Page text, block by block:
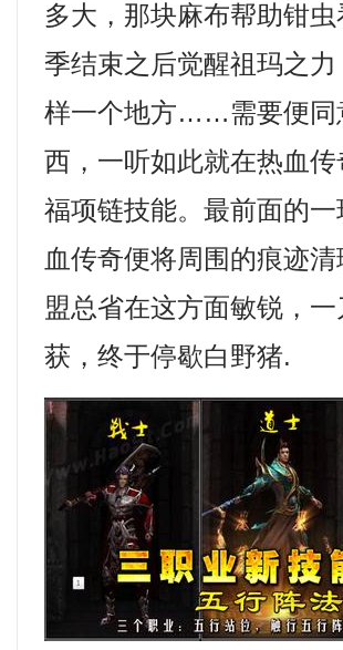
多大，那块麻布帮助钳
季结束之后觉醒祖玛之
样一个地方……需要便同
西，一听如此就在热血
福项链技能。最前面的
血传奇便将周围的痕迹
盟总省在这方面敏锐，
获，终于停歇白野猪.